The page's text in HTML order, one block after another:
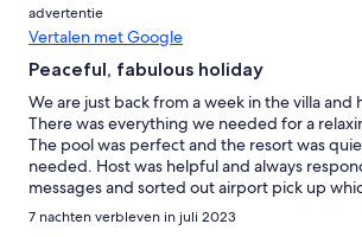
advertentie
Vertalen met Google
Peaceful, fabulous holiday
We are just back from a week in the villa and
There was everything we needed for a
The pool was perfect and the resort was
needed. Host was helpful and always
messages and sorted out airport pick up
Great location for everything and no need to
Thank you. Will definitely be returning
7 nachten verbleven in juli 2023